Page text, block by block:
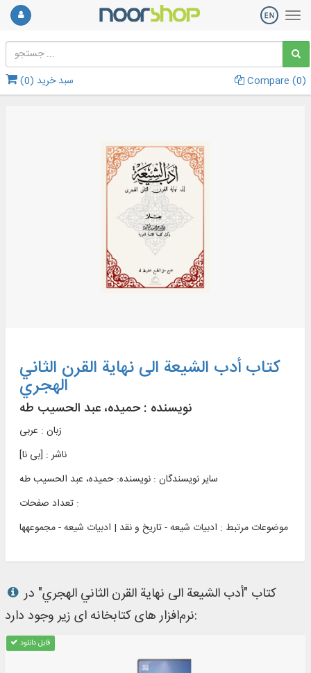
سبد خرید (0
) Compare (0)
کتاب أدب الشیعة الی نهایة القرن الثاني
الهجري
نویسنده : حمیده، عبد الحسیب طه
زبان : عربی
ناشر : [بی‌ نا]
سایر نویسندگان : نویسنده: حمیده، عبد الحسیب طه
تعداد صفحات :
موضوعات مرتبط : ادبیات شیعه - تاریخ و نقد | ادبیات شیعه - مجموعه‏ها
کتاب "أدب الشیعة الی نهایة القرن الثاني الهجري" در
نرم‌افزار های کتابخانه ای زیر وجود دارد:
قابل دانلود